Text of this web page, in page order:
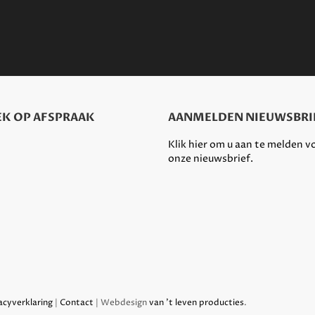
OP AFSPRAAK AANMELDEN
Klik hier om u aan te melden
onze nieuwsbrief.
| Contact | Webdesignvan 't leven producties.